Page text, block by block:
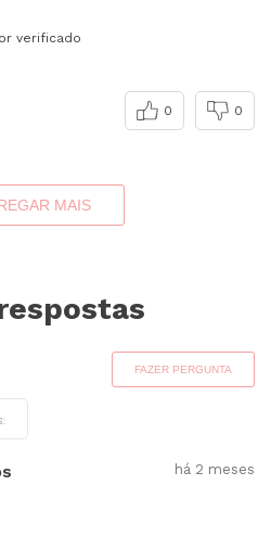
verificado
0 0
MAIS
FAZER PERGUNTA
há 2 meses